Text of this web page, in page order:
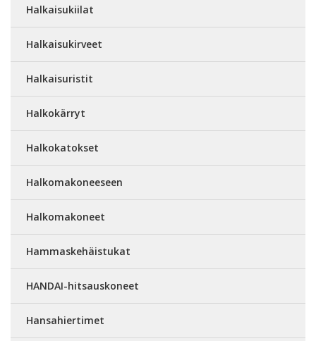
Halkaisukiilat
Halkaisukirveet
Halkaisuristit
Halkokärryt
Halkokatokset
Halkomakoneeseen
Halkomakoneet
Hammaskehäistukat
HANDAI-hitsauskoneet
Hansahiertimet